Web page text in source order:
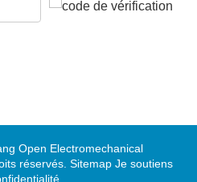
Open Electromechanical
réservés. Sitemap Je soutiens